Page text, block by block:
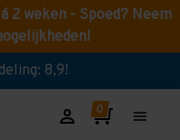
2 weken - Spoed? Neem
8,9!